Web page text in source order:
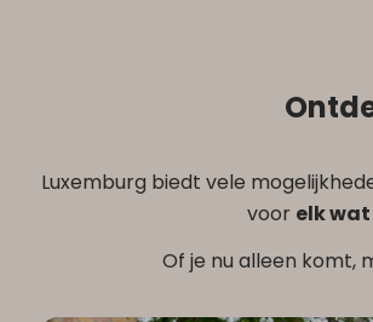
Luxemburg biedt vele
voor elk
Of je nu alleen komt,